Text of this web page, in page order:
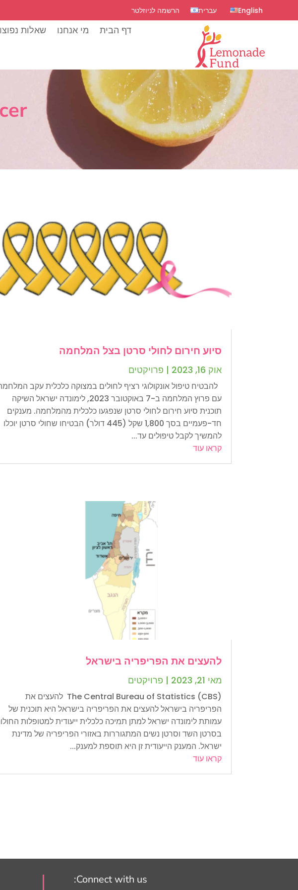
הרשמה לניוזלטר עברית English
דף הבית מי אנחנו שאלות
סיוע חירום לחולי סרטן בצל המלחמה
אוק 16, 2023 | פרויקטים
להבטיח טיפול אונקולוגי רציף לחולים במצוקה כלכלית עקב
עם פרוץ המלחמה ב-7 באוקטובר 2023, לימונדה ישראל השיקה
תוכנית סיוע חירום לחולי סרטן שנפגעו כלכלית מהמלחמה. מענקים
חד-פעמיים בסך 1,800 שקל (445 דולר) הבטיחו שחולי סרטן יוכלו
להמשיך לקבל טיפולים עד...
קראו עוד
להעצים את הפריפריה בישראל
מאי 21, 2023 | פרויקטים
The Central Bureau of Statistics (CBS) להעצים את
הפריפריה בישראל להעצים את הפריפריה בישראל היא תוכנית של
עמותת לימונדה ישראל למתן תמיכה כלכלית ייעודית למטופלות
בסרטן השד וסרטן נשים המתגוררות באזורי הפריפריה של מדינת
ישראל. המענק הייעודית זן היא תוספת למענק...
קראו עוד
Connect with us: